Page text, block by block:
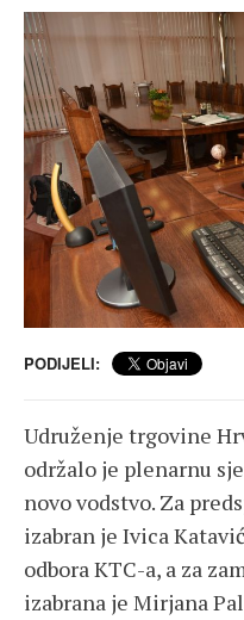
PODIJELI:
Udruženje trgovine
održalo je plenarnu
novo vodstvo. Za
izabran je Ivica
odbora KTC-a, a za
izabrana je Mirjana